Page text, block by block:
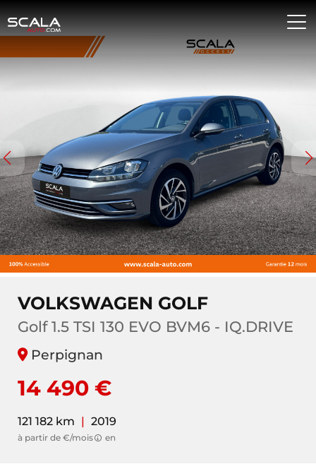
VOLKSWAGEN GOLF
Golf 1.5 TSI 130 EVO BVM6 - IQ.DRIVE
Perpignan
14 490 €
121 182 km | 2019
à partir de €/mois en